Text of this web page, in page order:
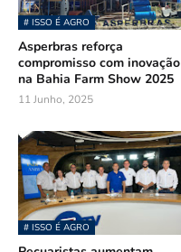
# ISSO É AGRO
Asperbras reforça
compromisso com inovação
na Bahia Farm Show 2025
11 Junho, 2025
# ISSO É AGRO